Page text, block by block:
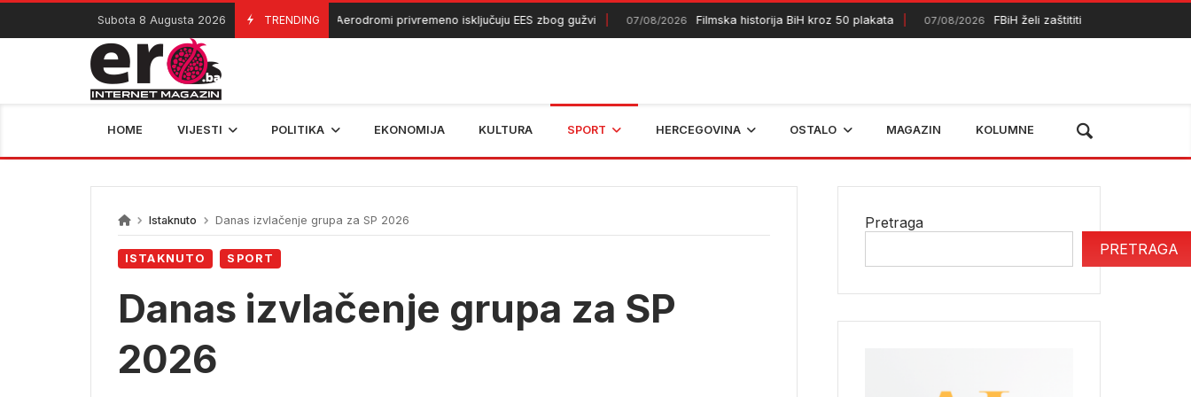
Skip
content
Subota 8 Augusta 2026 TRENDING
07/08/2026 Aerodromi privremeno isključuju EES zbog gužvi 07/08/2026 Filmska historija BiH kroz 50 plakata 07/08/2026 FBiH želi zaštititi dodatnih 50.000 hektara
HOME VIJESTI POLITIKA EKONOMIJA KULTURA SPORT HERCEGOVINA OSTALO MAGAZIN KOLUMNE
Istaknuto Danas izvlačenje grupa za SP 2026
ISTAKNUTO SPORT
Danas izvlačenje grupa za SP
2026
Pretraga
PRETRAGA